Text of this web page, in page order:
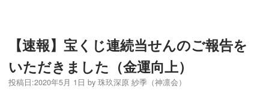
【速報】宝くじ連続当せんのご報告を
いただきました（金運向上）
投稿日:2020年5月 1日 by 珠玖深原 紗季（神凛会）